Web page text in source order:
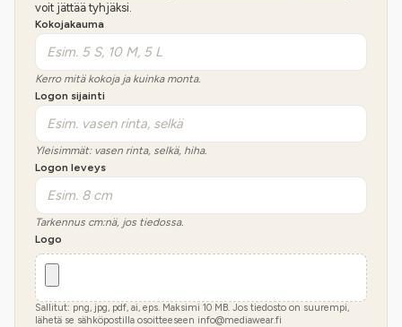
voit jättää tyhjäksi.
Kokojakauma
Kerro mitä kokoja ja kuinka monta.
Logon sijainti
Yleisimmät: vasen rinta, selkä, hiha.
Logon leveys
Tarkennus cm:nä, jos tiedossa.
Logo
Sallitut: png, jpg, pdf, ai, eps. Maksimi 10 MB. Jos tiedosto on suurempi,
lähetä se sähköpostilla osoitteeseen info@mediawear.fi